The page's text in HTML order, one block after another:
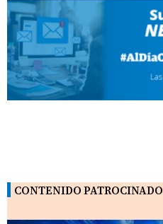
CONTENIDO PATROCINADO